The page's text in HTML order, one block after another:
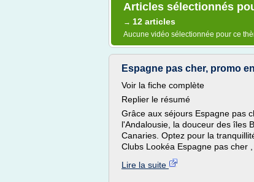
Articles sélectionnés
→ 12 articles
Aucune vidéo sélectionnée pour ce
Espagne pas cher, promo
Voir la fiche complète
Replier le résumé
Grâce aux séjours Espagne pas
l'Andalousie, la douceur des îles
Canaries. Optez pour la
Clubs Lookéa Espagne pas cher
Lire la suite